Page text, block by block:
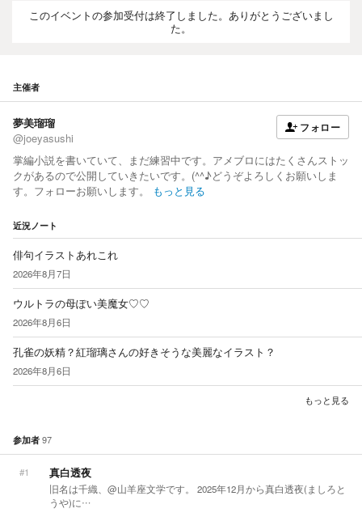
このイベントの参加受付は終了しました。ありがとうございまし
た。
主催者
夢美瑠瑠
@joeyasushi
フォロー
掌編小説を書いていて、まだ練習中です。アメブロにはたくさんストッ
クがあるので公開していきたいです。(^^♪どうぞよろしくお願いしま
す。フォローお願いします。
もっと見る
近況ノート
俳句イラストあれこれ
2026年8月7日
ウルトラの母ぽい美魔女♡♡
2026年8月6日
孔雀の妖精？紅瑠璃さんの好きそうな美麗なイラスト？
2026年8月6日
もっと見る
参加者 97
#1 真白透夜
旧名は千織、@山羊座文学です。 2025年12月から真白透夜(ましろと
うや)に…